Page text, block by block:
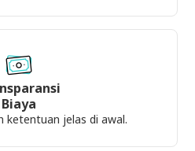
Biaya
ketentuan jelas di awal.